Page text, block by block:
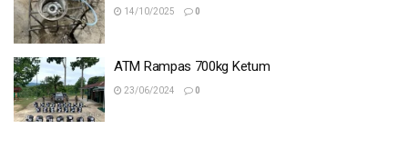
14/10/2025 0
ATM Rampas 700kg Ketum
23/06/2024 0